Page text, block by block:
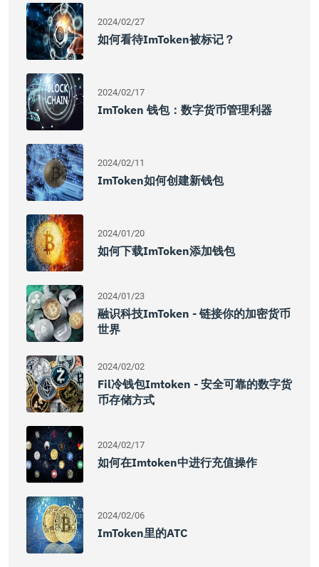
2024/02/27
如何看待imToken被标记？
2024/02/17
ImToken 钱包：数字货币管理利器
2024/02/11
ImToken如何创建新钱包
2024/01/20
如何下载imToken添加钱包
2024/01/23
融识科技imToken - 链接你的加密货币
世界
2024/02/02
Fil冷钱包imtoken - 安全可靠的数字货
币存储方式
2024/02/17
如何在imtoken中进行充值操作
2024/02/06
ImToken里的ATC